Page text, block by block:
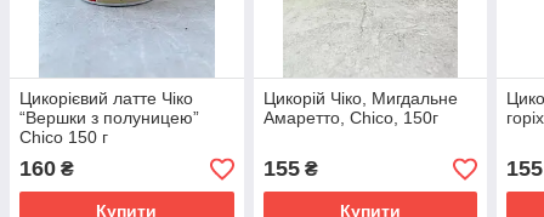
Цикорієвий латте Чіко
“Вершки з полуницею”
Chico 150 г
160 ₴
Купити
Цикорій Чіко, Мигдальне
Амаретто, Chico, 150г
155₴
Купити
155